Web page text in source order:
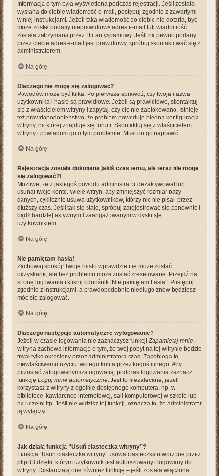
Informacja o tym była wyświetlona podczas rejestracji. Jeśli została
wysłana do ciebie wiadomość e-mail, postępuj zgodnie z zawartymi
w niej instrukcjami. Jeżeli taka wiadomość do ciebie nie dotarła, być
może został podany nieprawidłowy adres e-mail lub wiadomość
została zatrzymana przez filtr antyspamowy. Jeśli na pewno podany
przez ciebie adres e-mail jest prawidłowy, spróbuj skontaktować się z
administratorem.
Na górę
Dlaczego nie mogę się zalogować?
Powodów może być kilka. Po pierwsze sprawdź, czy twoja nazwa
użytkownika i hasło są prawidłowe. Jeżeli są prawidłowe, skontaktuj
się z właścicielem witryny i zapytaj, czy cię nie zablokowano. Istnieje
też prawdopodobieństwo, że problem powoduje błędna konfiguracja
witryny, na której znajduje się forum. Skontaktuj się z właścicielem
witryny i powiadom go o tym problemie. Musi on go naprawić.
Na górę
Rejestracja została dokonana jakiś czas temu, ale teraz nie mogę
się zalogować?!
Możliwe, że z jakiegoś powodu administrator dezaktywował lub
usunął twoje konto. Wiele witryn, aby zmniejszyć rozmiar bazy
danych, cyklicznie usuwa użytkowników, którzy nic nie pisali przez
dłuższy czas. Jeśli tak się stało, spróbuj zarejestrować się ponownie i
bądź bardziej aktywnym i zaangażowanym w dyskusje
użytkownikiem.
Na górę
Nie pamiętam hasła!
Zachowaj spokój! Twoje hasło wprawdzie nie może zostać
odzyskane, ale bez problemu może zostać zresetowane. Przejdź na
stronę logowania i kliknij odnośnik “Nie pamiętam hasła”. Postępuj
zgodnie z instrukcjami, a prawdopodobnie niedługo znów będziesz
móc się zalogować.
Na górę
Dlaczego następuje automatyczne wylogowanie?
Jeżeli w czasie logowania nie zaznaczysz funkcjiZapamiętaj mnie,
witryna zachowa informację o tym, że twój pobyt na tej witrynie będzie
trwał tylko określony przez administratora czas. Zapobiega to
niewłaściwemu użyciu twojego konta przez kogoś innego. Aby
pozostać zalogowanym/zalogowaną, podczas logowania zaznacz
funkcję Loguj mnie automatycznie. Jest to niezalecane, jeżeli
korzystasz z witryny z ogólnie dostępnego komputera, np. w
bibliotece, kawiarence internetowej, sali komputerowej w szkole lub
na uczelni itp. Jeśli nie widzisz tej funkcji, oznacza to, że administrator
ją wyłączył.
Na górę
Jak działa funkcja “Usuń ciasteczka witryny”?
Funkcja “Usuń ciasteczka witryny” usuwa ciasteczka utworzone przez
phpBB dzięki, którym użytkownik jest autoryzowany i logowany do
witryny. Dostarczają one również funkcję – jeśli została włączona